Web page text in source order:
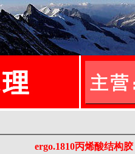
ergo.1810丙烯酸结构